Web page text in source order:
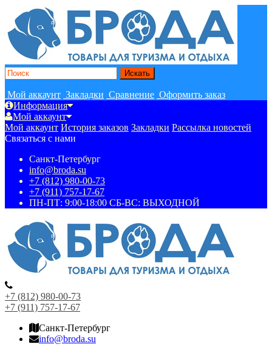
Мой аккаунт Закладки Сравнение Оформить заказ
Информация
Мой аккаунт
Мой аккаунт История заказов Закладки Рассылка новостей
Связаться с нами
Санкт-Петербург
info@broda.su
+7 (812) 980-00-73
+7 (911) 757-17-67
ПН-ПТ: 9:00-18:00 СБ-ВС: ВЫХОДНОЙ
+7 (812) 980-00-73
+7 (911) 757-17-67
Санкт-Петербург
info@broda.su